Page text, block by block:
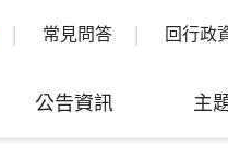
常見問答 回行政
公告資訊 主